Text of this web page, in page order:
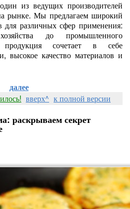
из ведущих производителей
рынке. Мы предлагаем широкий
для различных сфер применения:
до промышленного
сочетает в себе
высокое качество материалов и
далее
вверх^ к полной версии
раскрываем секрет